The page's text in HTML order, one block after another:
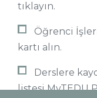
tıklayın.
Öğrenci
kartı alın.
Derslere
listesi MyTEDU